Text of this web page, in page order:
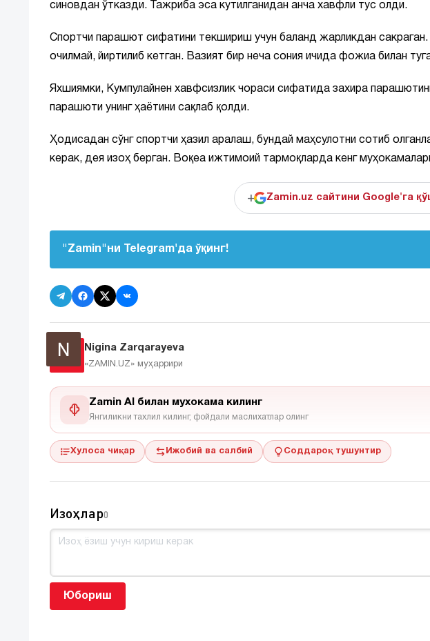
синовдан ўтказди. Тажриба эса кутилганидан анча хавфли тус олди.
Спортчи парашют сифатини текшириш учун баланд жарликдан
очилмай, йиртилиб кетган. Вазият бир неча сония ичида фожиа билан
Яхшиямки, Кумпулайнен хавфсизлик чораси сифатида захира
парашюти унинг ҳаётини сақлаб қолди.
Ҳодисадан сўнг спортчи ҳазил аралаш, бундай маҳсулотни сотиб
керак, дея изоҳ берган. Воқеа ижтимоий тармоқларда кенг
+ Zamin.uz сайтини Google'га
"Zamin"ни Telegram'да ўқинг!
Nigina Zarqarayeva
«ZAMIN.UZ» муҳаррири
Zamin AI билан мухокама килинг
Янгиликни тахлил килинг, фойдали маслихатлар олинг
Хулоса чиқар Ижобий ва салбий Соддароқ тушунтир
Изоҳлар0
Юбориш